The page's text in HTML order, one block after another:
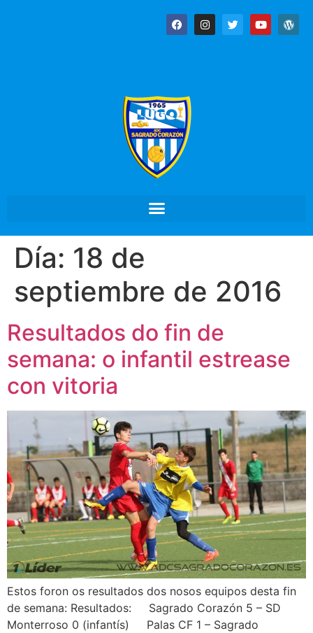
Día: 18 de
septiembre de 2016
Resultados do fin de
semana: o infantil estrease
con vitoria
Estos foron os resultados dos nosos equipos desta fin
de semana: Resultados: Sagrado Corazón 5 – SD
Monterroso 0 (infantís) Palas CF 1 – Sagrado